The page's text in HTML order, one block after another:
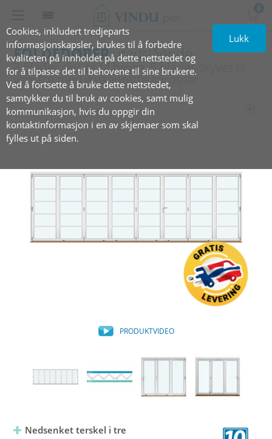
Cookies, inkludert tredjeparts
informasjonskapsler, brukes til å forbedre
kvaliteten på innholdet på dette nettstedet og
for å tilpasse det til behovene til sine brukere.
Ved å fortsette å bruke dette nettstedet,
samtykker du til bruk av cookies, samt mulig
kommunikasjon, hvis du oppgir din
kontaktinformasjon i en av skjemaer som skal
fylles ut på siden.
Lukk
0
FOLDEDØRERutadslående
3 blader skyves til høyre, 5 blader skyves til
venstre med 4 vannrette sprosser
PRODUKTVIDEO
Nedsenket terskel i tre